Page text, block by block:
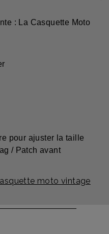
: La Casquette Moto
pour ajuster la taille
/ Patch avant
moto vintage